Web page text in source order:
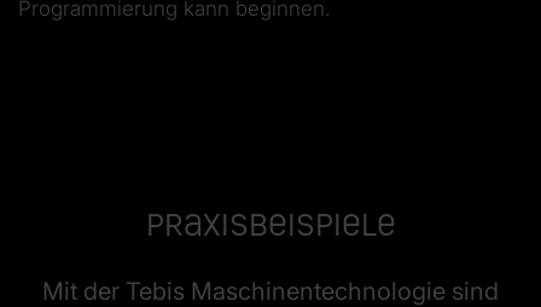
Programmierung kann beginnen.
Praxisbeispiele
Mit der Tebis Maschinentechnologie sind